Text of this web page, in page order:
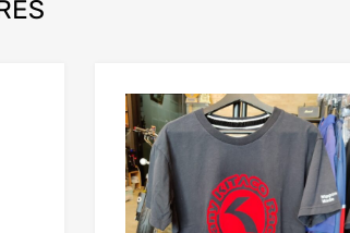
Add to Wishlist
Add to Compare